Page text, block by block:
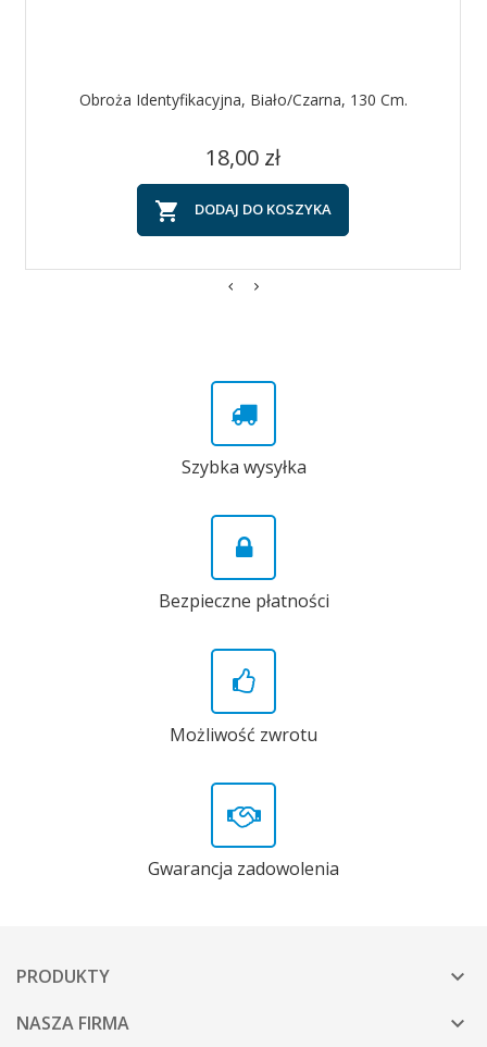
Obroża Identyfikacyjna, Biało/czarna, 130 Cm.
Cena
18,00 zł
 DODAJ DO KOSZYKA
Szybka wysyłka
Bezpieczne płatności
Możliwość zwrotu
Gwarancja zadowolenia
PRODUKTY 
NASZA FIRMA 